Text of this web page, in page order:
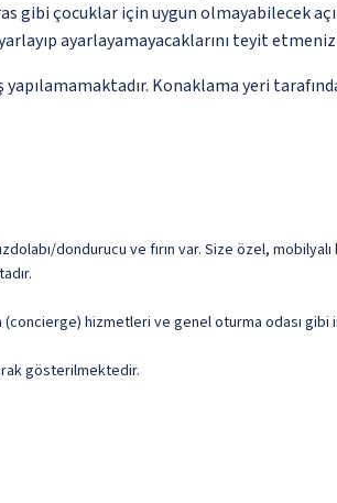
gibi çocuklar için uygun olmayabilecek
ayarlayamayacaklarını teyit
yapılamamaktadır. Konaklama yeri
dondurucu ve fırın var. Size özel,
(concierge) hizmetleri ve genel oturma odası
gösterilmektedir.